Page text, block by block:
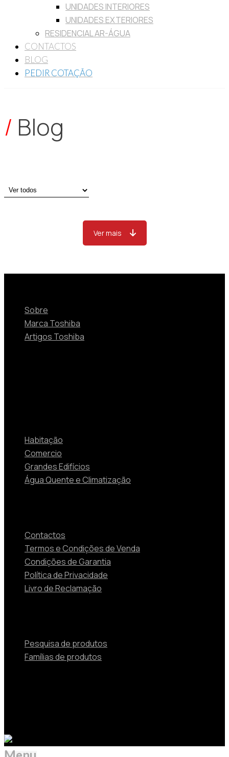
UNIDADES INTERIORES
UNIDADES EXTERIORES
RESIDENCIAL AR-ÁGUA
CONTACTOS
BLOG
PEDIR COTAÇÃO
/ Blog
Ver mais
Sobre
Marca Toshiba
Artigos Toshiba
Habitação
Comercio
Grandes Edifícios
Água Quente e Climatização
Contactos
Termos e Condições de Venda
Condições de Garantia
Política de Privacidade
Livro de Reclamação
Pesquisa de produtos
Famílias de produtos